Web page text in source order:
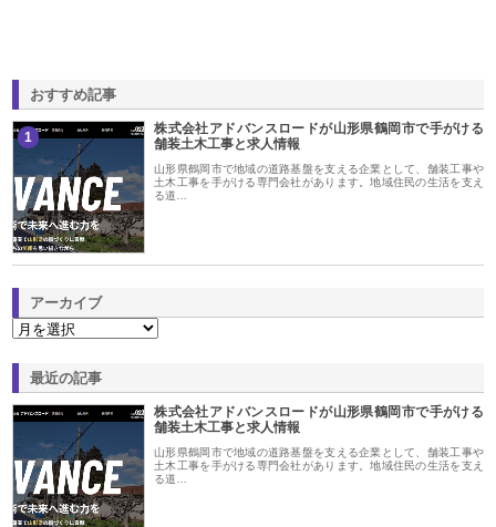
おすすめ記事
1
株式会社アドバンスロードが山形県鶴岡市で手がける
舗装土木工事と求人情報
山形県鶴岡市で地域の道路基盤を支える企業として、舗装工事や
土木工事を手がける専門会社があります。地域住民の生活を支え
る道…
アーカイブ
最近の記事
株式会社アドバンスロードが山形県鶴岡市で手がける
舗装土木工事と求人情報
山形県鶴岡市で地域の道路基盤を支える企業として、舗装工事や
土木工事を手がける専門会社があります。地域住民の生活を支え
る道…